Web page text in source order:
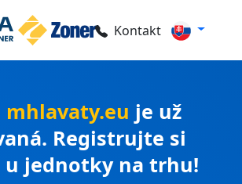
Kontakt
mhlavaty.eu je už
Registrujte si
u jednotky na trhu!